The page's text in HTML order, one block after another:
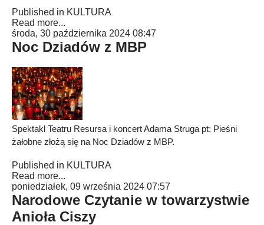
Published in KULTURA
Read more...
środa, 30 października 2024 08:47
Noc Dziadów z MBP
Spektakl Teatru Resursa i koncert Adama Struga pt: Pieśni
żałobne złożą się na Noc Dziadów z MBP.
Published in KULTURA
Read more...
poniedziałek, 09 września 2024 07:57
Narodowe Czytanie w towarzystwie
Anioła Ciszy